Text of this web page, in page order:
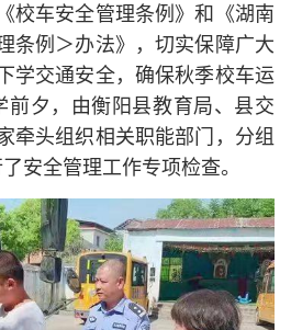
校车安全管理条例》和《湖南
条例＞办法》，切实保障广大
学交通安全，确保秋季校车运
前夕，由衡阳县教育局、县交
牵头组织相关职能部门，分组
安全管理工作专项检查。